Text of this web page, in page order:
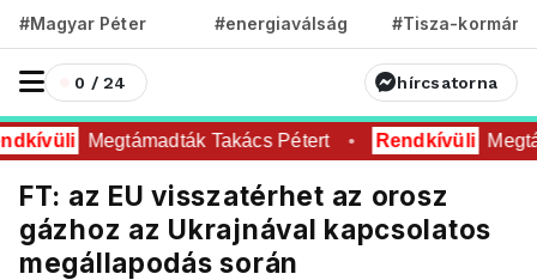
#Magyar Péter #energiaválság #Tisza-kormány
0 / 24 hírcsatorna
Megtámadták Takács Pétert Rendkívüli
FT: az EU visszatérhet az orosz
gázhoz az Ukrajnával kapcsolatos
megállapodás során